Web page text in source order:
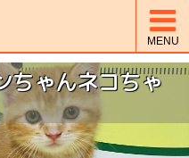

MENU
ちゃんネコちゃ